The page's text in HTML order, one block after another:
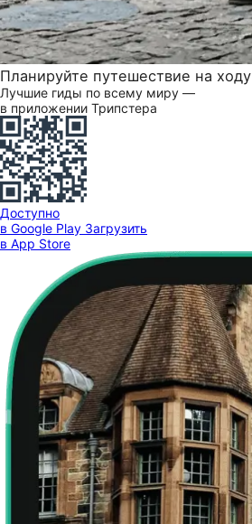
Планируйте путешествие на ходу
Лучшие гиды по всему миру —
в приложении Трипстера
Доступно
в Google Play Загрузить
в App Store